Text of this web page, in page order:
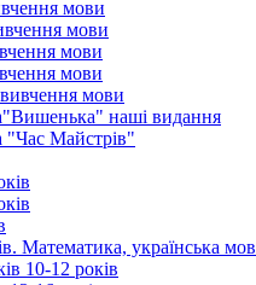
мови
мови
мови
мови
мови
наші видання
Майстрів"
Математика, українська
10-12 років